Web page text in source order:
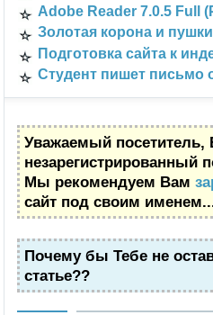
Adobe Reader 7.0.5 Full
Золотая корона и
Подготовка сайта к
Студент пишет письмо
Уважаемый посетитель,
незарегистрированный
Мы рекомендуем Вам
сайт под своим
Почему бы Тебе не
статье??